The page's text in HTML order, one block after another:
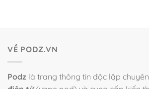
VỀ PODZ.VN
Podz là trang thông tin độc lập chuyên